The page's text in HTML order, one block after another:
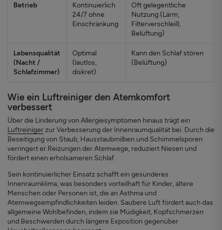
Betrieb
Kontinuierlich
24/7 ohne
Einschränkung
Oft gelegentliche
Nutzung (Lärm,
Filterverschleiß,
Belüftung)
Lebensqualität
(Nacht /
Schlafzimmer)
Optimal
(lautlos,
diskret)
Kann den Schlaf stören
(Belüftung)
Wie ein Luftreiniger den Atemkomfort
verbessert
Über die Linderung von Allergiesymptomen hinaus trägt ein
Luftreinigerzur Verbesserung der Innenraumqualität bei. Durch die
Beseitigung von Staub, Hausstaubmilben und Schimmelsporen
verringert er Reizungen der Atemwege, reduziert Niesen und
fördert einen erholsameren Schlaf.
Sein kontinuierlicher Einsatz schafft ein gesünderes
Innenraumklima, was besonders vorteilhaft für Kinder, ältere
Menschen oder Personen ist, die an Asthma und
Atemwegsempfindlichkeiten leiden. Saubere Luft fördert auch das
allgemeine Wohlbefinden, indem sie Müdigkeit, Kopfschmerzen
und Beschwerden durch längere Exposition gegenüber